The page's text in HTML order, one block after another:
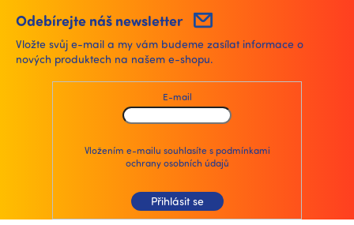
Odebírejte náš newsletter
Vložte svůj e-mail a my vám budeme zasílat informace o
nových produktech na našem e-shopu.
E-mail
Vložením e-mailu souhlasíte spodmínkami
ochrany osobních údajů
Přihlásit se